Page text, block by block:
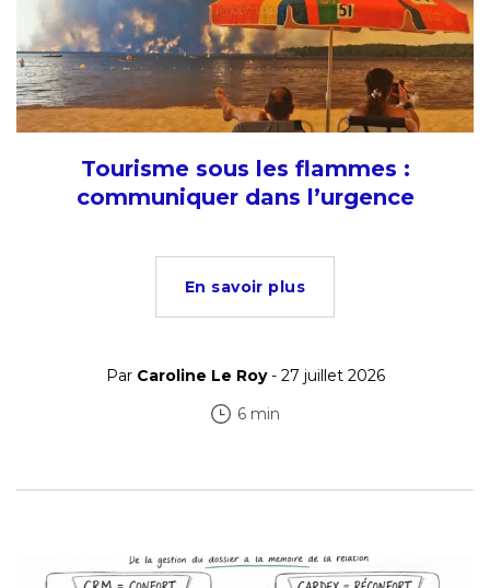
Tourisme sous les flammes :
communiquer dans l’urgence
En savoir plus
Par Caroline Le Roy- 27 juillet 2026
6 min